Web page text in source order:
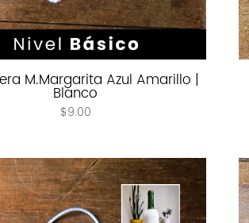
M.Margarita Azul Amarillo |
Blanco
$9.00